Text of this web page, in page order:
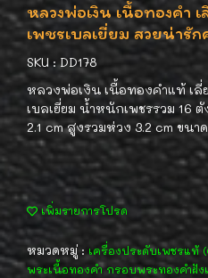
หลวงพ่อเงิน เนื้อทองคำ
เพชรเบลเยี่ยม สวยน่ารัก
SKU : DD178
หลวงพ่อเงิน เนื้อทองคำแท้ เลี่
เบลเยี่ยม น้ำหนักเพชรรวม 16
2.1 cm สูงรวมห่วง 3.2 cm ขน
เพิ่มรายการโปรด
หมวดหมู่ : เครื่องประดับเพชรแท้
พระเนื้อทองคำ กรอบพระทองคำฝัง